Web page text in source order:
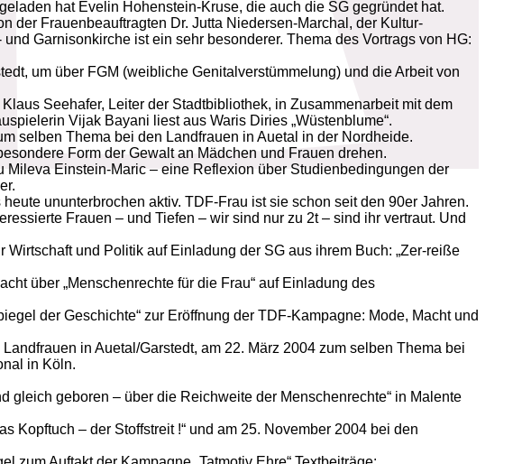
hat Evelin Hohenstein-Kruse, die auch die SG gegründet hat.
der Frauenbeauftragten Dr. Jutta Niedersen-Marchal, der Kultur-
Garnisonkirche ist ein sehr besonderer. Thema des Vortrags von HG:
um über FGM (weibliche Genitalverstümmelung) und die Arbeit von
Seehafer, Leiter der Stadtbibliothek, in Zusammenarbeit mit dem
Vijak Bayani liest aus Waris Diries „Wüstenblume“.
selben Thema bei den Landfrauen in Auetal in der Nordheide.
Form der Gewalt an Mädchen und Frauen drehen.
Einstein-Maric – eine Reflexion über Studienbedingungen der
ununterbrochen aktiv. TDF-Frau ist sie schon seit den 90er Jahren.
Frauen – und Tiefen – wir sind nur zu 2t – sind ihr vertraut. Und
und Politik auf Einladung der SG aus ihrem Buch: „Zer-reiße
über „Menschenrechte für die Frau“ auf Einladung des
der Geschichte“ zur Eröffnung der TDF-Kampagne: Mode, Macht und
in Auetal/Garstedt, am 22. März 2004 zum selben Thema bei
in Köln.
gleich geboren – über die Reichweite der Menschenrechte“ in Malente
Kopftuch – der Stoffstreit !“ und am 25. November 2004 bei den